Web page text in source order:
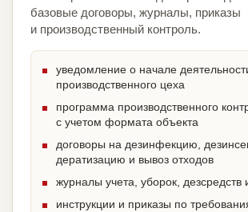
базовые договоры, журналы, приказы
и производственный контроль.
уведомление о начале
производственного цеха
программа производственного
с учетом формата объекта
договоры на дезинфекцию,
дератизацию и вывоз отходов
журналы учета, уборок, дезсредств
инструкции и приказы по